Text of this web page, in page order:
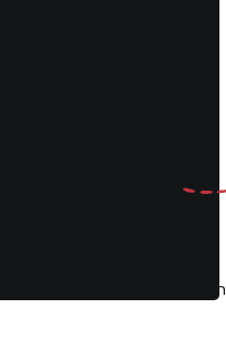
ruilen binnen 30 dagen